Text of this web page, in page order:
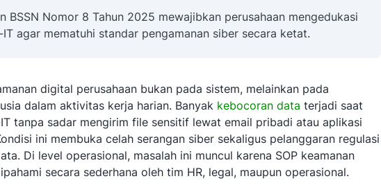
BSSN Nomor 8 Tahun 2025 mewajibkan perusahaan mengedukasi
agar mematuhi standar pengamanan siber secara ketat.
digital perusahaan bukan pada sistem, melainkan pada
dalam aktivitas kerja harian. Banyak kebocoran data terjadi saat
tanpa sadar mengirim file sensitif lewat email pribadi atau aplikasi
ini membuka celah serangan siber sekaligus pelanggaran regulasi
Di level operasional, masalah ini muncul karena SOP keamanan
secara sederhana oleh tim HR, legal, maupun operasional.